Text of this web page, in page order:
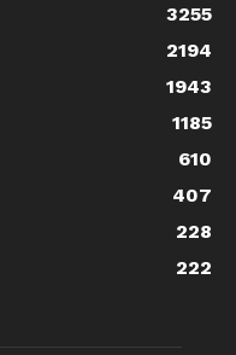
3255
2194
1943
1185
610
407
228
222